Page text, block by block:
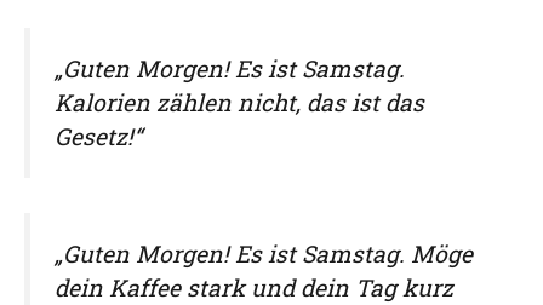
„Guten Morgen! Es ist Samstag.
Kalorien zählen nicht, das ist das
Gesetz!“
„Guten Morgen! Es ist Samstag. Möge
dein Kaffee stark und dein Tag kurz